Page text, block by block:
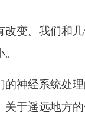
变。我们和
神经系统处
于遥远地方